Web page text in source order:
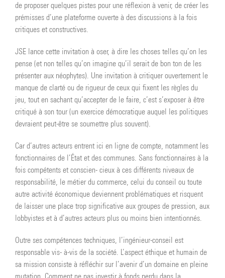
de proposer quelques pistes pour une réflexion à venir, de créer les
prémisses d’une plateforme ouverte à des discussions à la fois
critiques et constructives.
JSE lance cette invitation à oser, à dire les choses telles qu’on les
pense (et non telles qu’on imagine qu’il serait de bon ton de les
présenter aux néophytes). Une invitation à critiquer ouvertement le
manque de clarté ou de rigueur de ceux qui fixent les règles du
jeu, tout en sachant qu’accepter de le faire, c’est s’exposer à être
critiqué à son tour (un exercice démocratique auquel les politiques
devraient peut-être se soumettre plus souvent).
Car d’autres acteurs entrent ici en ligne de compte, notamment les
fonctionnaires de l’État et des communes. Sans fonctionnaires à la
fois compétents et conscien- cieux à ces différents niveaux de
responsabilité, le métier du commerce, celui du conseil ou toute
autre activité économique deviennent problématiques et risquent
de laisser une place trop significative aux groupes de pression, aux
lobbyistes et à d’autres acteurs plus ou moins bien intentionnés.
Outre ses compétences techniques, l’ingénieur-conseil est
responsable vis- à-vis de la société. L’aspect éthique et humain de
sa mission consiste à réfléchir sur l’avenir d’un domaine en pleine